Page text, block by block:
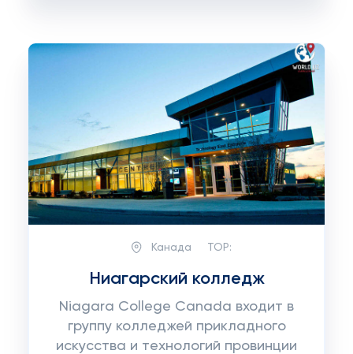
Канада TOP:
Ниагарский колледж
Niagara College Canada входит в
группу колледжей прикладного
искусства и технологий провинции